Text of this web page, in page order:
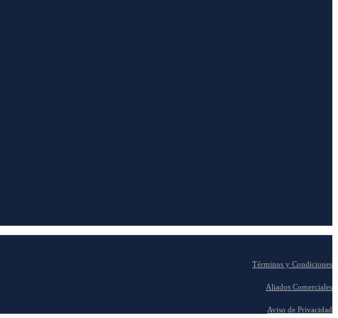
Términos y Condiciones
Aliados Comerciales
Aviso de Privacidad